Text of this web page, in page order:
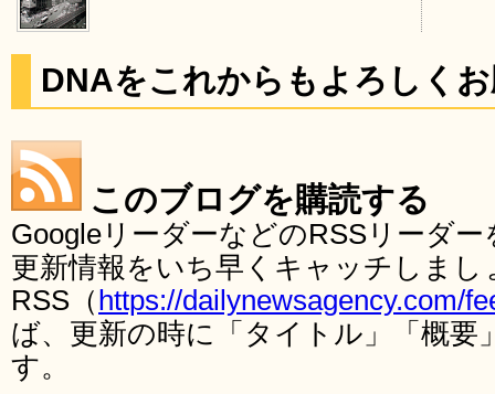
DNAをこれからもよろしく
このブログを購読する
GoogleリーダーなどのRSSリーダ
更新情報をいち早くキャッチしま
RSS（ https://dailynewsagency.com/
ば、更新の時に「タイトル」「概要
す。